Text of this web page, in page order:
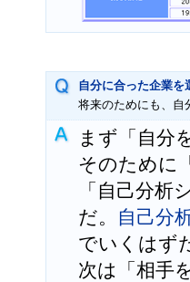
自分に合った企業を
将来のためにも、自
まず「自分
そのために
「自己分
だ。 自己分
でいくはず
次は「相手